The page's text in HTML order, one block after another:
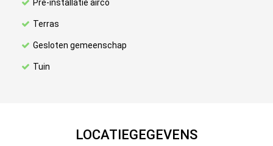
Pre-installatie airco
Terras
Gesloten gemeenschap
Tuin
LOCATIEGEGEVENS